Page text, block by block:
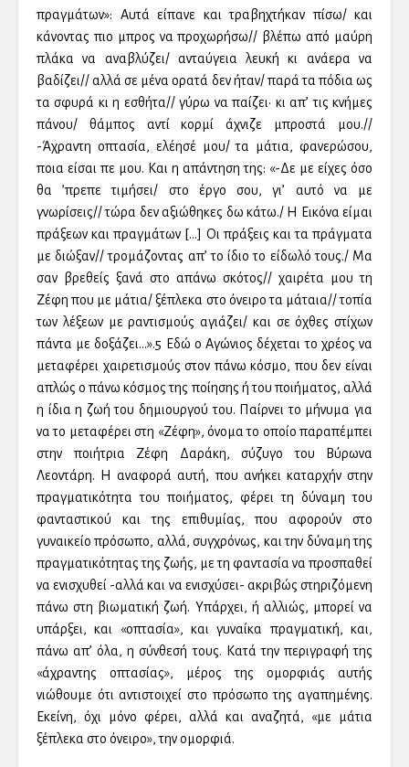
πραγμάτων»: Αυτά είπανε και τραβηχτήκαν πίσω/ και
κάνοντας πιο μπρος να προχωρήσω// βλέπω από μαύρη
πλάκα να αναβλύζει/ ανταύγεια λευκή κι ανάερα να
βαδίζει// αλλά σε μένα ορατά δεν ήταν/ παρά τα πόδια ως
τα σφυρά κι η εσθήτα// γύρω να παίζει• κι απ’ τις κνήμες
πάνου/ θάμπος αντί κορμί άχνιζε μπροστά μου.//
-Άχραντη οπτασία, ελέησέ μου/ τα μάτια, φανερώσου,
ποια είσαι πε μου. Και η απάντηση της: «-Δε με είχες όσο
θα ’πρεπε τιμήσει/ στο έργο σου, γι’ αυτό να με
γνωρίσεις// τώρα δεν αξιώθηκες δω κάτω./ Η Εικόνα είμαι
πράξεων και πραγμάτων […] Οι πράξεις και τα πράγματα
με διώξαν// τρομάζοντας απ’ το ίδιο το είδωλό τους./ Μα
σαν βρεθείς ξανά στο απάνω σκότος// χαιρέτα μου τη
Ζέφη που με μάτια/ ξέπλεκα στο όνειρο τα μάταια// τοπία
των λέξεων με ραντισμούς αγιάζει/ και σε όχθες στίχων
πάντα με δοξάζει…».5 Εδώ ο Αγώνιος δέχεται το χρέος να
μεταφέρει χαιρετισμούς στον πάνω κόσμο, που δεν είναι
απλώς ο πάνω κόσμος της ποίησης ή του ποιήματος, αλλά
η ίδια η ζωή του δημιουργού του. Παίρνει το μήνυμα για
να το μεταφέρει στη «Ζέφη», όνομα το οποίο παραπέμπει
στην ποιήτρια Ζέφη Δαράκη, σύζυγο του Βύρωνα
Λεοντάρη. Η αναφορά αυτή, που ανήκει καταρχήν στην
πραγματικότητα του ποιήματος, φέρει τη δύναμη του
φανταστικού και της επιθυμίας, που αφορούν στο
γυναικείο πρόσωπο, αλλά, συγχρόνως, και την δύναμη της
πραγματικότητας της ζωής, με τη φαντασία να προσπαθεί
να ενισχυθεί -αλλά και να ενισχύσει- ακριβώς στηριζόμενη
πάνω στη βιωματική ζωή. Υπάρχει, ή αλλιώς, μπορεί να
υπάρξει, και «οπτασία», και γυναίκα πραγματική, και,
πάνω απ’ όλα, η σύνθεσή τους. Κατά την περιγραφή της
«άχραντης οπτασίας», μέρος της ομορφιάς αυτής
νιώθουμε ότι αντιστοιχεί στο πρόσωπο της αγαπημένης.
Εκείνη, όχι μόνο φέρει, αλλά και αναζητά, «με μάτια
ξέπλεκα στο όνειρο», την ομορφιά.